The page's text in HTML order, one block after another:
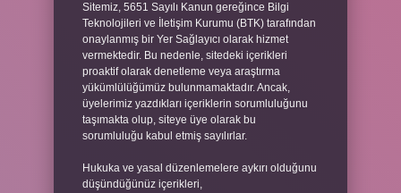
Sitemiz, 5651 Sayılı Kanun gereğince Bilgi
Teknolojileri ve İletişim Kurumu (BTK) tarafından
onaylanmış bir Yer Sağlayıcı olarak hizmet
vermektedir. Bu nedenle, sitedeki içerikleri
proaktif olarak denetleme veya araştırma
yükümlülüğümüz bulunmamaktadır. Ancak,
üyelerimiz yazdıkları içeriklerin sorumluluğunu
taşımakta olup, siteye üye olarak bu
sorumluluğu kabul etmiş sayılırlar.
Hukuka ve yasal düzenlemelere aykırı olduğunu
düşündüğünüz içerikleri,